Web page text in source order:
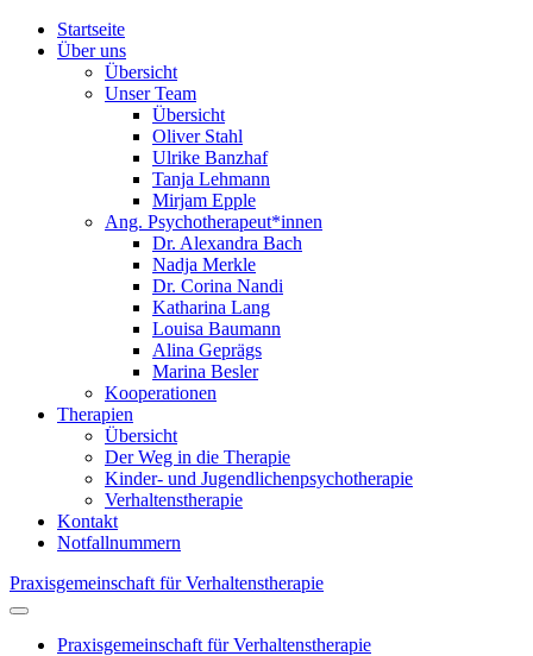
Startseite
Über uns
Übersicht
Unser Team
Übersicht
Oliver Stahl
Ulrike Banzhaf
Tanja Lehmann
Mirjam Epple
Ang. Psychotherapeut*innen
Dr. Alexandra Bach
Nadja Merkle
Dr. Corina Nandi
Katharina Lang
Louisa Baumann
Alina Geprägs
Marina Besler
Kooperationen
Therapien
Übersicht
Der Weg in die Therapie
Kinder- und Jugendlichenpsychotherapie
Verhaltenstherapie
Kontakt
Notfallnummern
Praxisgemeinschaft für Verhaltenstherapie
Praxisgemeinschaft für Verhaltenstherapie